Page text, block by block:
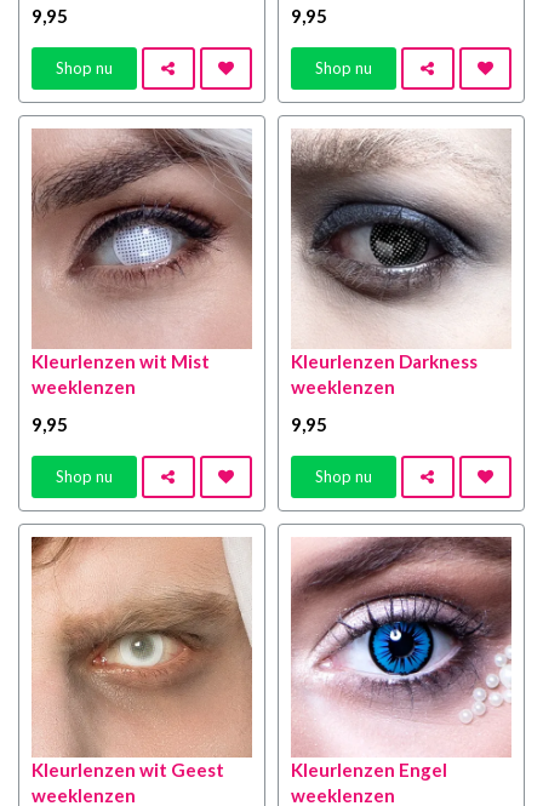
9,95
Shop nu
9,95
Shop nu
Kleurlenzen wit Mist
weeklenzen
9,95
Shop nu
Kleurlenzen Darkness
weeklenzen
9,95
Shop nu
Kleurlenzen wit Geest
weeklenzen
Kleurlenzen Engel
weeklenzen